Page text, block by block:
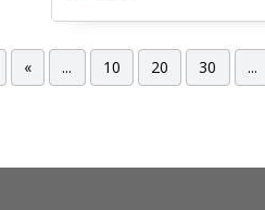
« ... 10 20 30 ...